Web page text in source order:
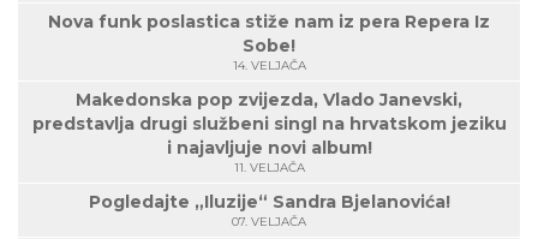
Nova funk poslastica stiže nam iz pera Repera Iz
Sobe!
14. VELJAČA
Makedonska pop zvijezda, Vlado Janevski,
predstavlja drugi službeni singl na hrvatskom jeziku
i najavljuje novi album!
11. VELJAČA
Pogledajte „Iluzije“ Sandra Bjelanovića!
07. VELJAČA